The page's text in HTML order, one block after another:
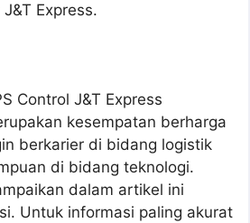
Express.
Control J&T Express
kesempatan berharga
berkarier di bidang logistik
di bidang teknologi.
dalam artikel ini
Untuk informasi paling akurat